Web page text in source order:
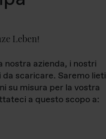
Leben!
nostra azienda, i nostri
scaricare. Saremo lieti
su misura per la vostra
a questo scopo a: